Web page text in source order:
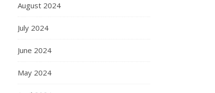
August 2024
July 2024
June 2024
May 2024